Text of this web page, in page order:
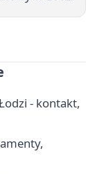
- kontakt,